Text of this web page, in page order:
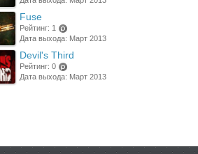
Fuse
Рейтинг: 1
(points)
Дата выхода: Март 2013
Devil's Third
Рейтинг: 0
(points)
Дата выхода: Март 2013